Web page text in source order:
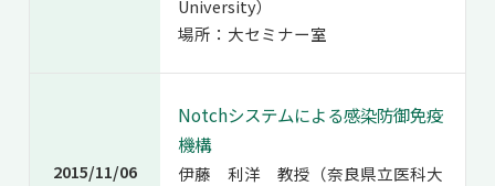
University）
場所：大セミナー室
2015/11/06
Notchシステムによる感染防御免疫
機構
伊藤 利洋 教授（奈良県立医科大